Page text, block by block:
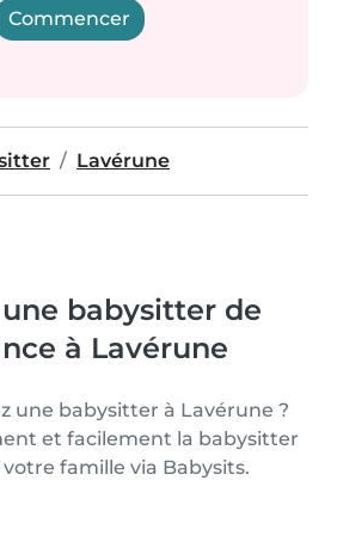
Commencer
Lavérune
babysitter de
à Lavérune
une babysitter à Lavérune ?
et facilement la babysitter
famille via Babysits.